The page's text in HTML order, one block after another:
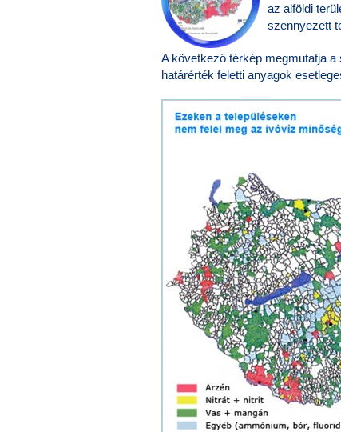
az alföldi
szennyezett
A következő térkép megmutatja
határérték feletti anyagok